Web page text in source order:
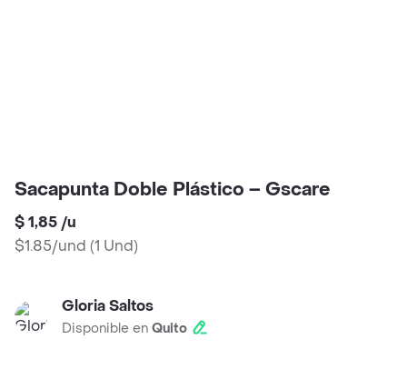
Sacapunta Doble Plástico – Gscare
$ 1,85 /u
$1.85/und (1 Und)
Gloria Saltos
Disponible en Quito